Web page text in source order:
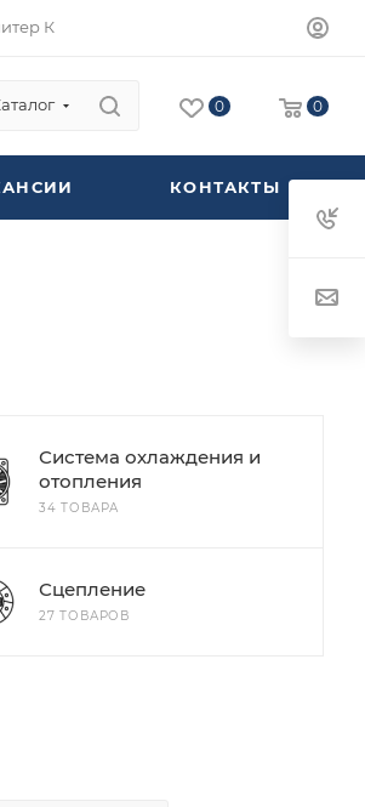
К
0 0
КОНТАКТЫ
Система охлаждения и
отопления
34 ТОВАРА
Сцепление
27 ТОВАРОВ